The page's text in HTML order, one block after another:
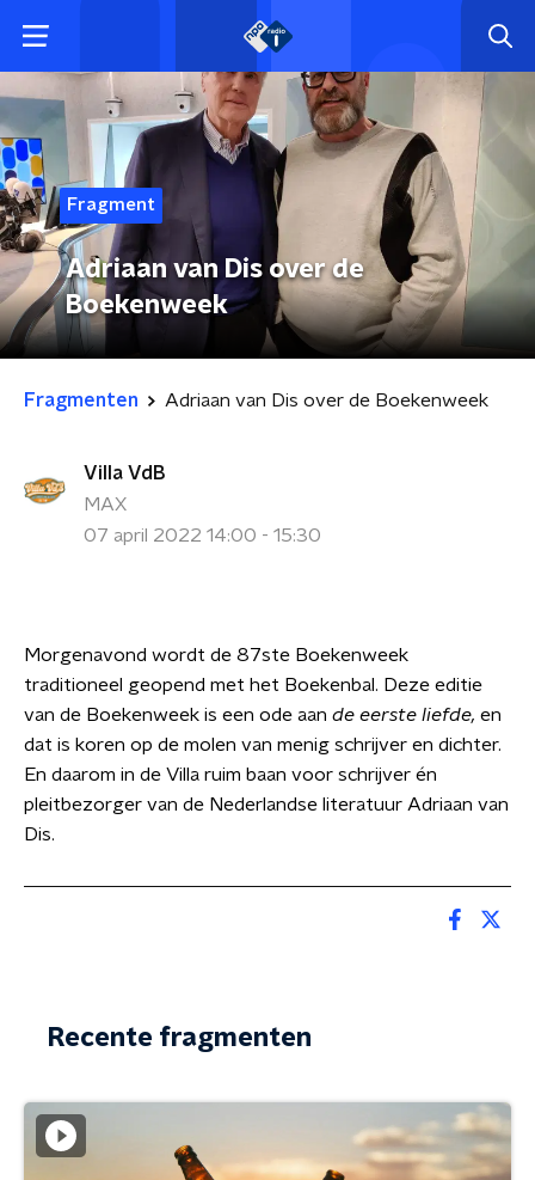
Fragment
Adriaan van Dis over de
Boekenweek
Fragmenten Adriaan van Dis over de Boekenweek
Villa VdB
MAX
07 april 2022 14:00 - 15:30
Morgenavond wordt de 87ste Boekenweek
traditioneel geopend met het Boekenbal. Deze editie
van de Boekenweek is een ode aan de eerste liefde, en
dat is koren op de molen van menig schrijver en dichter.
En daarom in de Villa ruim baan voor schrijver én
pleitbezorger van de Nederlandse literatuur Adriaan van
Dis.
Recente fragmenten